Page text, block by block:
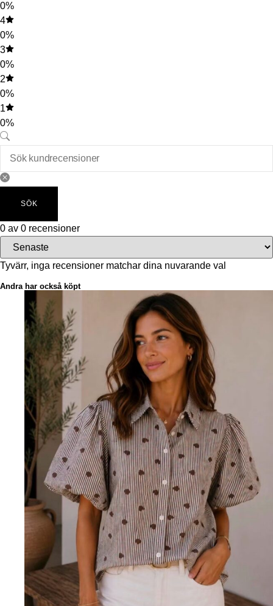
0%
4
0%
3
0%
2
0%
1
0%
SÖK
0 av 0 recensioner
Tyvärr, inga recensioner matchar dina nuvarande val
Andra har också köpt